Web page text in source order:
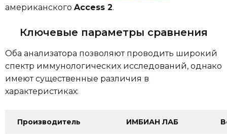
американского Access 2.
Ключевые параметры сравнения
Оба анализатора позволяют проводить широкий
спектр иммунологических исследований, однако
имеют существенные различия в
характеристиках:
Производитель ИМБИАН ЛАБ